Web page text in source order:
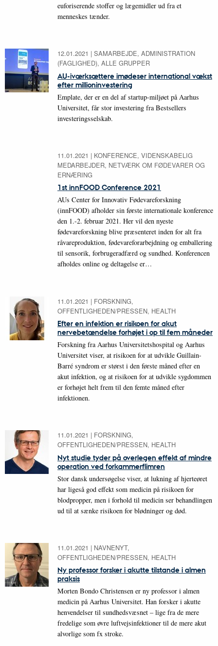
euforiserende stoffer og lægemidler ud fra et
menneskes tænder.
12.01.2021 | SAMARBEJDE, ADMINISTRATION
(FAGLIGHED), ALLE GRUPPER
AU-iværksættere imødeser international vækst
efter millioninvestering
Emplate, der er en del af startup-miljøet på Aarhus
Universitet, får stor investering fra Bestsellers
investeringsselskab.
11.01.2021 | KONFERENCE, VIDENSKABELIG
MEDARBEJDER, NETVÆRK OM FØDEVARER OG
ERNÆRING
1st innFOOD Conference 2021
AUs Center for Innovativ Fødevareforskning
(innFOOD) afholder sin første internationale konference
den 1.-2. februar 2021. Her vil den nyeste
fødevareforskning blive præsenteret inden for alt fra
råvareproduktion, fødevareforarbejdning og emballering
til sensorik, forbrugeradfærd og sundhed. Konferencen
afholdes online og deltagelse er…
11.01.2021 | FORSKNING,
OFFENTLIGHEDEN/PRESSEN, HEALTH
Efter en infektion er risikoen for akut
nervebetændelse forhøjet i op til fem måneder
Forskning fra Aarhus Universitetshospital og Aarhus
Universitet viser, at risikoen for at udvikle Guillain-
Barré syndrom er størst i den første måned efter en
akut infektion, og at risikoen for at udvikle sygdommen
er forhøjet helt frem til den femte måned efter
infektionen.
11.01.2021 | FORSKNING,
OFFENTLIGHEDEN/PRESSEN, HEALTH
Nyt studie tyder på overlegen effekt af mindre
operation ved forkammerflimren
Stor dansk undersøgelse viser, at lukning af hjerteøret
har ligeså god effekt som medicin på risikoen for
blodpropper, men i forhold til medicin ser behandlingen
ud til at sænke risikoen for blødninger og død.
11.01.2021 | NAVNENYT,
OFFENTLIGHEDEN/PRESSEN, HEALTH
Ny professor forsker i akutte tilstande i almen
praksis
Morten Bondo Christensen er ny professor i almen
medicin på Aarhus Universitet. Han forsker i akutte
henvendelser til sundhedsvæsnet – lige fra de mere
fredelige som øvre luftvejsinfektioner til de mere akut
alvorlige som fx stroke.